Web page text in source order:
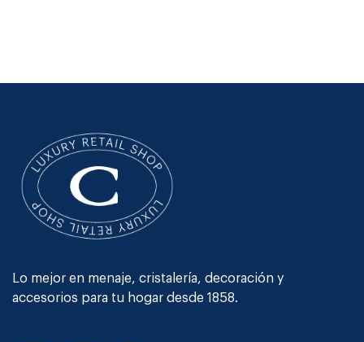
Lo mejor en menaje, cristalería, decoración y
accesorios para tu hogar desde 1858.